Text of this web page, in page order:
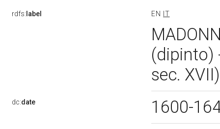
rdfs: label EN IT
(dipinto)
sec.
dc:date 1600-